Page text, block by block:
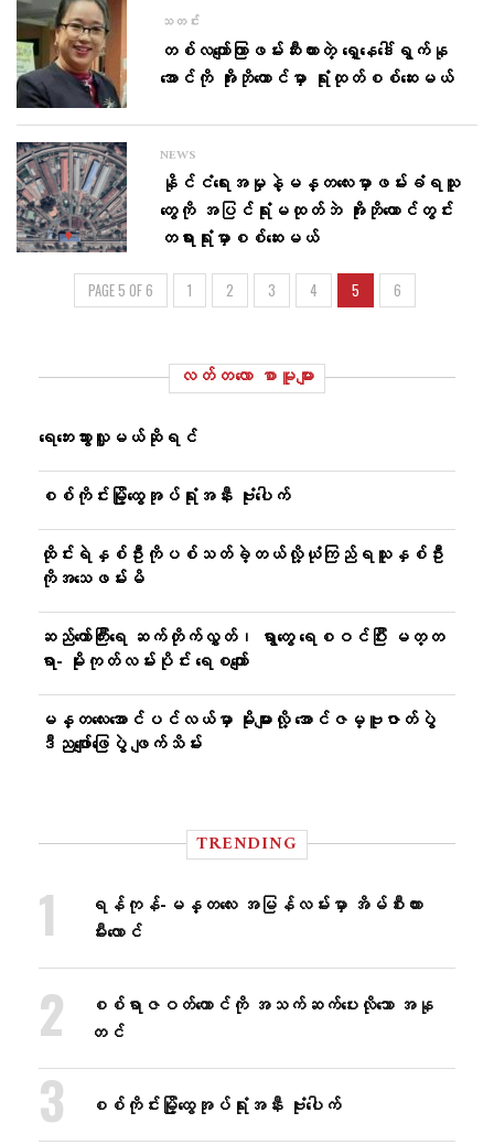
သတင်း
တစ်လကျော်ကြာဖမ်းဆီးထားတဲ့ ရှေ့နေဒေါ်ရွက်နု
အောင်ကို အိုးဘိုထောင်မှာ ရုံးထုတ်စစ်ဆေးမယ်
NEWS
နိုင်ငံရေးအမှုနဲ့မန္တလေးမှာဖမ်းခံရသူ
တွေကို အပြင်ရုံးမထုတ်ဘဲ အိုးဘိုထောင်တွင်း
တရားရုံးမှာစစ်ဆေးမယ်
PAGE 5 OF 6 1 2 3 4 5 6
လတ်တ‌လော စာမူများ
ရေဘေးသွားလှူမယ်ဆိုရင်
စစ်ကိုင်းမြို့ထွေအုပ်ရုံးအနီး ဗုံးပေါက်
ထိုင်းရဲနှစ်ဦးကိုပစ်သတ်ခဲ့တယ်လို့ယုံကြည်ရသူနှစ်ဦး
ကိုအသေဖမ်းမိ
ဆည်တော်ကြီးရေ ဆက်တိုက်လွှတ်၊ ရွာတွေ ရေစဝင်ပြီး မတ္တ
ရာ- မိုးကုတ်လမ်းပိုင်း ရေစကျော်
မန္တလေးအောင်ပင်လယ်မှာ မိုးများလို့ အောင်ဇမ္ဗူဇာတ်ပွဲ
ဒီညဖျော်ဖြေပွဲ ဖျက်သိမ်း
TRENDING
ရန်ကုန်-မန္တလေး အမြန်လမ်းမှာ အိမ်စီးကား
မီးလောင်
စစ်ရာဇဝတ်ကောင်ကို အသက်ဆက်ပေးလိုသော အနု
တင်
စစ်ကိုင်းမြို့ထွေအုပ်ရုံးအနီး ဗုံးပေါက်